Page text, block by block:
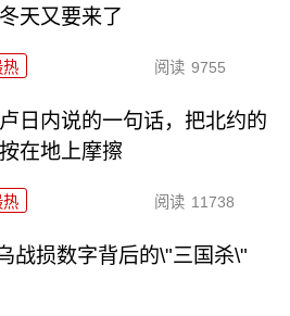
天又要来了
热 阅读 9755
日内说的一句话，把北约的
在地上摩擦
热 阅读 11738
战损数字背后的\"三国杀\"